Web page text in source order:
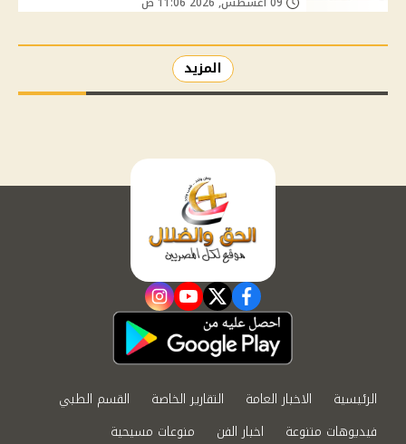
المزيد
facebook
twitter
youtube
instagram
الرئيسية الاخبار العامة التقارير الخاصة
القسم الطبي
فيديوهات متنوعة
اخبار الفن منوعات مسيحية